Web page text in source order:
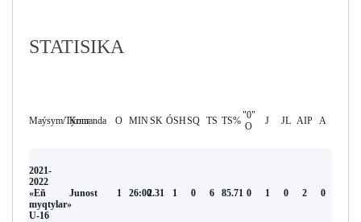
STATISIKA
Maýsym/TýrnırKomanda O MINSK ÓSHSQ TS TS%"0"
O
J JL AIP А
2021-
2022
«Eñ
myqtylar»
U-16
Junost 1 26:002.31 1 0 6 85.71 0 1 0 2 0